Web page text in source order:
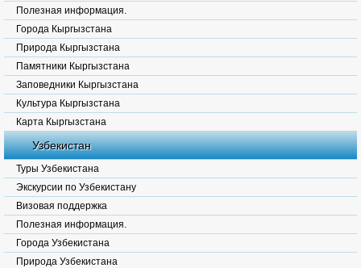
Полезная информация.
Города Кыргызстана
Природа Кыргызстана
Памятники Кыргызстана
Заповедники Кыргызстана
Культура Кыргызстана
Карта Кыргызстана
Узбекистан
Туры Узбекистана
Экскурсии по Узбекистану
Визовая поддержка
Полезная информация.
Города Узбекистана
Природа Узбекистана